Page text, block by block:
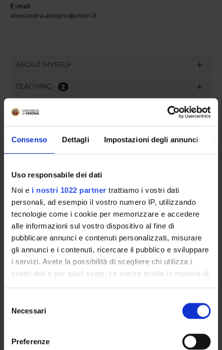
Consenso Dettagli Impostazioni degli annunci
Uso responsabile dei dati
Noi e i nostri 1022 partner trattiamo i vostri dati
personali, ad esempio il vostro numero IP, utilizzando
tecnologie come i cookie per memorizzare e accedere
alle informazioni sul vostro dispositivo al fine di
pubblicare annunci e contenuti personalizzati, misurare
gli annunci e i contenuti, ricercare il pubblico e sviluppare
i servizi. Avete la possibilità di scegliere chi utilizza i
vostri dati e per quali scopi. Le vostre scelte in materia di
modificare o revocare il proprio consenso in qualsiasi
momento dalla Dichiarazione sui cookie o facendo clic
delNecessari
Preferenze
E-mail
alessandra astegno univr it
ABOUT MYSELF
TEACHING 2
THIRD MISSION
PROJECTS
PUBLICATIONS
ASSIGNMENTS
ORGANISATION
GOVERNANCE
DEPARTMENT ADMINISTRATION OFFICES